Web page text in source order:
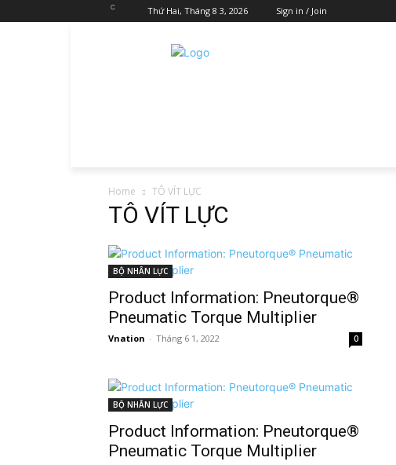
C Thứ Hai, Tháng 8 3, 2026 Sign in / Join
Home TÔ VÍT LỰC
TÔ VÍT LỰC
BỘ NHÂN LỰC
Product Information: Pneutorque®
Pneumatic Torque Multiplier
Vnation - Tháng 6 1, 2022 0
BỘ NHÂN LỰC
Product Information: Pneutorque®
Pneumatic Torque Multiplier